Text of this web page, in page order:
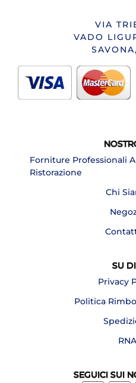
VIA
VADO
Forniture Professionali
Ristorazione
Chi
SU
Privacy
Politica
RNA
SEGUICI SUI